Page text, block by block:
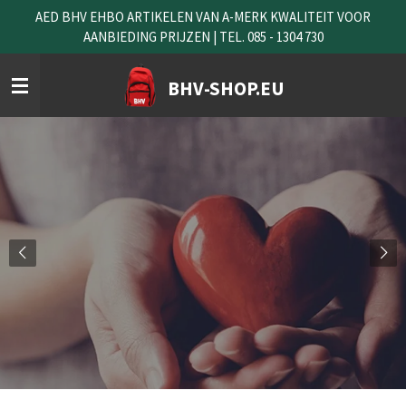
naar
de
hoofdinhoud
BHV-SHOP.EU
AED BHV EHBO ARTIKELEN VAN A-MERK KWALITEIT VOOR
AANBIEDING PRIJZEN | TEL. 085 - 1304 730